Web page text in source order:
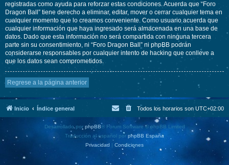
registradas como ayuda para reforzar estas condiciones. Acuerda que “Foro
Dragon Ball” tiene derecho a eliminar, editar, mover o cerrar cualquier tema en
cualquier momento que lo creamos conveniente. Como usuario acuerda que
cualquier información que haya ingresado será almacenada en una base de
datos. Dado que esta información no será compartida con ninguna tercera
parte sin su consentimiento, ni “Foro Dragon Ball” ni phpBB podrán
considerarse responsables por cualquier intento de hacking que conlleve a
que los datos sean comprometidos.
Regrese a la página anterior
Inicio Índice general Todos los horarios son UTC+02:00
Desarrollado por phpBB® Forum Software © phpBB Limited
Traducción al español por phpBB España
Privacidad | Condiciones